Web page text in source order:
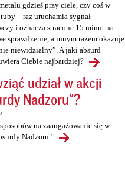
gdzieś przy ciele, czy coś w
– raz uruchamia sygnał
i oznacza stracone 15 minut na
sprawdzenie, a innym razem okazuje
niewidzialny”. A jaki absurd
Ciebie najbardziej?
udział w akcji
Nadzoru"?
na zaangażowanie się w
Nadzoru".